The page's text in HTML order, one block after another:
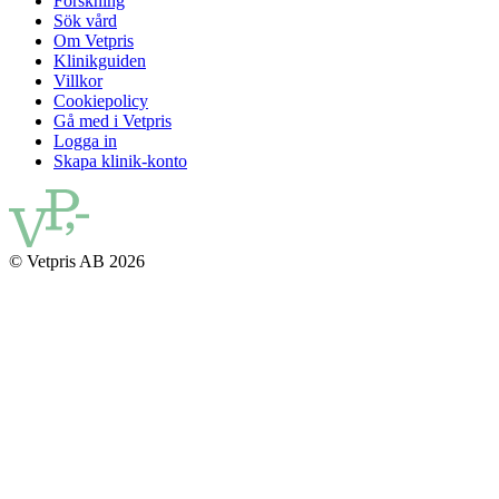
Sök vård
Om Vetpris
Klinikguiden
Villkor
Cookiepolicy
Gå med i Vetpris
Logga in
Skapa klinik-konto
© Vetpris AB 2026